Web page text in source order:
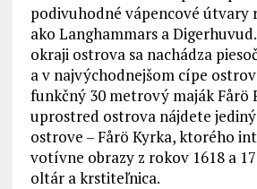
podivuhodné vápencové útvary
ako Langhammars a
okraji ostrova sa nachádza
a v najvýchodnejšom cípe
funkčný 30 metrový maják Fårö
uprostred ostrova nájdete
ostrove – Fårö Kyrka, ktorého
votívne obrazy z rokov 1618 a
oltár a krstiteľnica.